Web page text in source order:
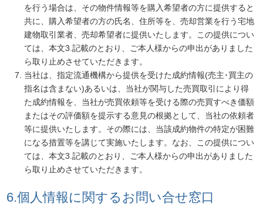
を行う場合は、その物件情報等を購入希望者の方に提供すると
共に、購入希望者の方の氏名、住所等を、売却営業を行う宅地
建物取引業者、売却希望者に提供いたします。この提供につい
ては、本文3.記載のとおり、ご本人様からの申出がありました
ら取り止めさせていただきます。
当社は、指定流通機構から提供を受けた成約情報(売主･買主の
指名は含まない)あるいは、当社が関与した売買取引により得
た成約情報を、当社が売買依頼等を受ける際の売買すべき価額
またはその評価額を提示する意見の根拠として、当社の依頼者
等に提供いたします。その際には、当該成約物件の特定が困難
になる措置等を講じて実施いたします。なお、この提供につい
ては、本文3.記載のとおり、ご本人様からの申出がありました
ら取り止めさせていただきます。
6.個人情報に関するお問い合せ窓口